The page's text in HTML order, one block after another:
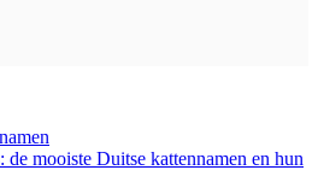
de mooiste Duitse kattennamen en hun